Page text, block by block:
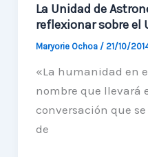
La Unidad de
reflexionar sobre el
Maryorie Ochoa / 21/10/
«La humanidad en
nombre que llevará
conversación que
de